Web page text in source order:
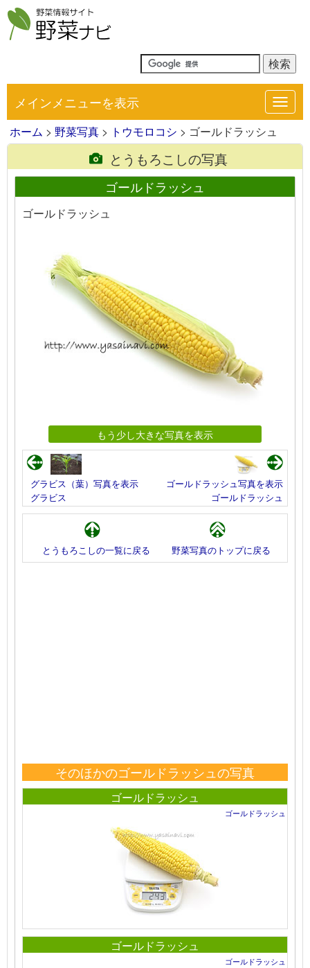
メインメニューを表示
ホーム > 野菜写真 > トウモロコシ > ゴールドラッシュ
とうもろこしの写真
ゴールドラッシュ
ゴールドラッシュ
もう少し大きな写真を表示
グラビス（葉）写真を表示
グラビス
ゴールドラッシュ写真を表示
ゴールドラッシュ
とうもろこしの一覧に戻る 野菜写真のトップに戻る
そのほかのゴールドラッシュの写真
ゴールドラッシュ
ゴールドラッシュ
ゴールドラッシュ
ゴールドラッシュ